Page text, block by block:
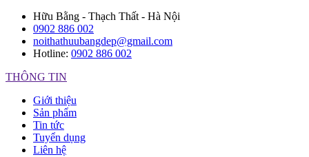
Hữu Bằng - Thạch Thất - Hà Nội
0902 886 002
noithathuubangdep@gmail.com
Hotline: 0902 886 002
THÔNG TIN
Giới thiệu
Sản phẩm
Tin tức
Tuyển dụng
Liên hệ